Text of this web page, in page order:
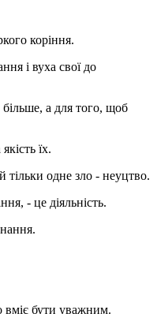
коріння.
і вуха свої до
а для того, щоб
їх.
тільки одне зло - неуцтво.
- це діяльність.
вміє бути уважним.